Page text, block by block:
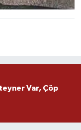
Var, Çöp